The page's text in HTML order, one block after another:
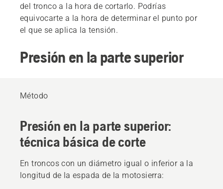
del tronco a la hora de cortarlo. Podrías
equivocarte a la hora de determinar el punto por
el que se aplica la tensión.
Presión en la parte superior
Método
Presión en la parte superior:
técnica básica de corte
En troncos con un diámetro igual o inferior a la
longitud de la espada de la motosierra: